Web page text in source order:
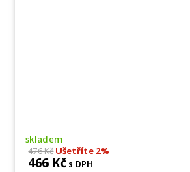
skladem
476 KčUšetříte 2%
466 Kč s DPH